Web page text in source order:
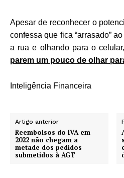
Apesar de reconhecer o
confessa que fica “arrasado”
a rua e olhando para o
parem um pouco de olhar
Inteligência Financeira
Artigo anterior
Reembolsos do IVA em
2022 não chegam a
metade dos pedidos
submetidos à AGT